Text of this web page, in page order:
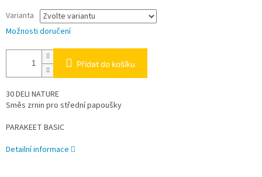
Varianta
Možnosti doručení
Přidat do košíku
30 DELI NATURE
Směs zrnin pro střední papoušky
PARAKEET BASIC
Detailní informace